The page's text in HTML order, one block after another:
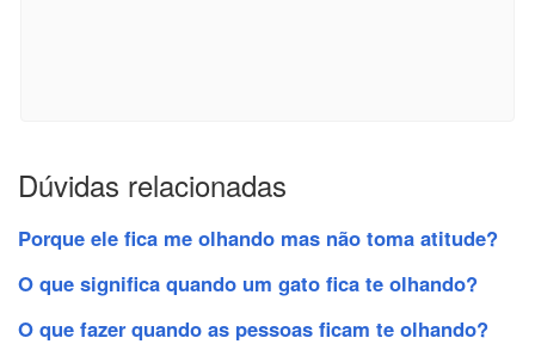
Dúvidas relacionadas
Porque ele fica me olhando mas não toma atitude?
O que significa quando um gato fica te olhando?
O que fazer quando as pessoas ficam te olhando?